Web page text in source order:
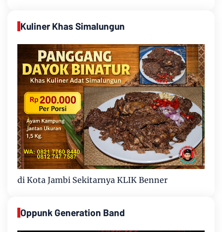
Kuliner Khas Simalungun
di Kota Jambi Sekitarnya KLIK Benner
Oppunk Generation Band